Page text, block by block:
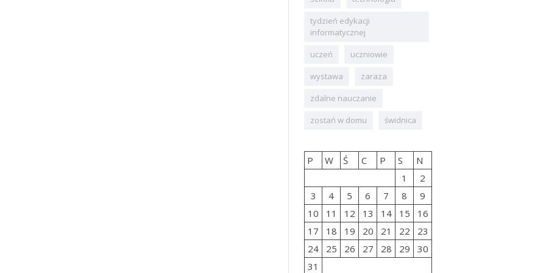
tydzień edykacji
informatycznej
uczeń
uczniowie
wystawa
zaraza
zdalne nauczanie
zostań w domu
świdnica
P W Ś C P S
N
1
2
3
4 5 6 7 8
9
10
11 12 13 14 15
16
17
18 19 20 21 22
23
24
25 26 27 28 29
30
31